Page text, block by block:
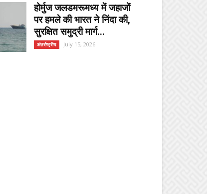
होर्मुज जलडमरूमध्य में जहाजों
पर हमले की भारत ने निंदा की,
सुरक्षित समुद्री मार्ग...
अंतर्राष्ट्रीय July 15, 2026